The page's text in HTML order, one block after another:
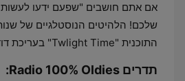
אם אתם חושבים "שפעם ידעו לעשות
התוכנית "Twlight Time" בעריכת דוד בן בסט.
תדרים Radio 100% Oldies: